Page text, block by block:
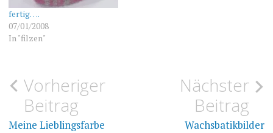
fertig….
07/01/2008
In "filzen"
FILZEN
UNCATEGORIZED
FILZEN
SITZFELL
Beitragsnavigation
Vorheriger
Beitrag
Meine Lieblingsfarbe
Nächster
Beitrag
Wachsbatikbilder